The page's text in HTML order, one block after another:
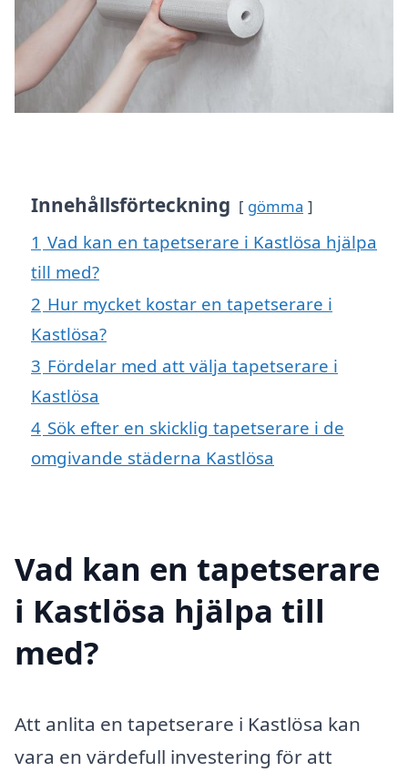
Innehållsförteckning gömma
1 Vad kan en tapetserare i Kastlösa hjälpa
till med?
2 Hur mycket kostar en tapetserare i
Kastlösa?
3 Fördelar med att välja tapetserare i
Kastlösa
4 Sök efter en skicklig tapetserare i de
omgivande städerna Kastlösa
Vad kan en tapetserare
i Kastlösa hjälpa till
med?
Att anlita en tapetserare i Kastlösa kan
vara en värdefull investering för att